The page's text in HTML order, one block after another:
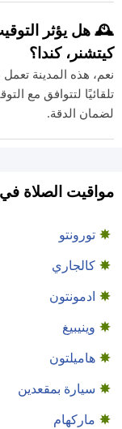
🕰️ هل يؤثر
كيتشنر، كندا؟
نعم، هذه المدينة
تلقائيًا لتتوافق مع
لضمان الدقة.
مواقيت الصلاة
تورونتو
كالجاري
ادمونتون
وينيبيغ
هاميلتون
سيارة بمقعدين
ماركهام